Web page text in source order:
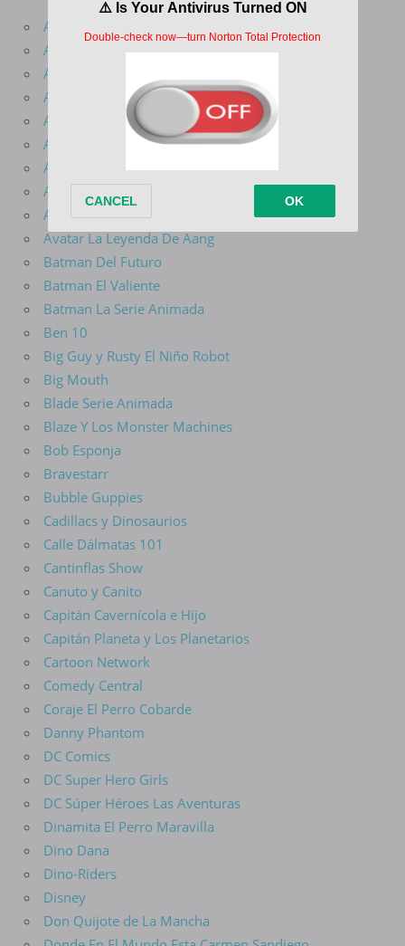
Aaahh!!! Real Monsters
Abby Hatcher
Adult Swim
Aladdín
Amos del Universo Revelación
Amphibia
Animaniacs
Aquaman
Arcane
Avatar La Leyenda De Aang
Batman Del Futuro
Batman El Valiente
Batman La Serie Animada
Ben 10
Big Guy y Rusty El Niño Robot
Big Mouth
Blade Serie Animada
Blaze Y Los Monster Machines
Bob Esponja
Bravestarr
Bubble Guppies
Cadillacs y Dinosaurios
Calle Dálmatas 101
Cantinflas Show
Canuto y Canito
Capitán Cavernícola e Hijo
Capitán Planeta y Los Planetarios
Cartoon Network
Comedy Central
Coraje El Perro Cobarde
Danny Phantom
DC Comics
DC Super Hero Girls
DC Súper Héroes Las Aventuras
Dinamita El Perro Maravilla
Dino Dana
Dino-Riders
Disney
Don Quijote de La Mancha